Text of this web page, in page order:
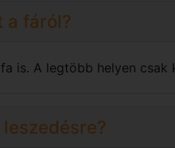
a fáról?
is. A legtöbb helyen